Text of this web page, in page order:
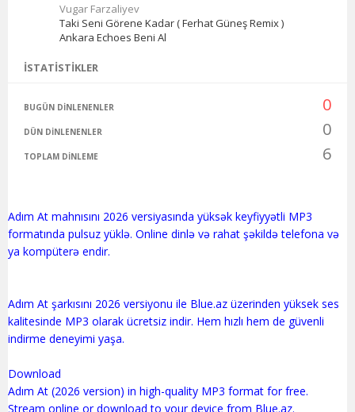
Vugar Farzaliyev
Taki Seni Görene Kadar ( Ferhat Güneş Remix )
Ankara Echoes Beni Al
İSTATISTIKLER
BUGÜN DINLENENLER 0
DÜN DINLENENLER 0
TOPLAM DINLEME 6
Adım At mahnısını 2026 versiyasında yüksək keyfiyyətli MP3
formatında pulsuz yüklə. Online dinlə və rahat şəkildə telefona və
ya kompüterə endir.
Adım At şarkısını 2026 versiyonu ile Blue.az üzerinden yüksek ses
kalitesinde MP3 olarak ücretsiz indir. Hem hızlı hem de güvenli
indirme deneyimi yaşa.
Download
Adım At (2026 version) in high-quality MP3 format for free.
Stream online or download to your device from Blue.az.